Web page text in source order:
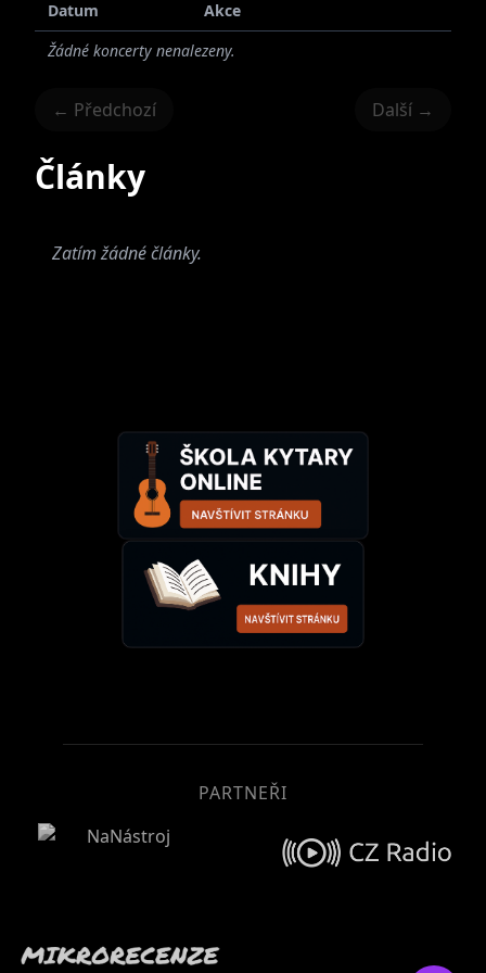
Datum
Akce
Žádné koncerty nenalezeny.
← Předchozí Další →
Články
Zatím žádné články.
PARTNEŘI